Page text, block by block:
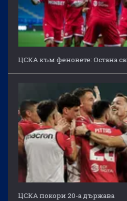
ЦСКА към феновете: Остана
ЦСКА покори 20-а държава